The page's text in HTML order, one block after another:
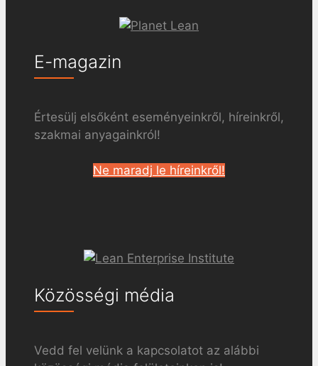
E-magazin
Értesülj elsőként eseményeinkről, híreinkről,
szakmai anyagainkról!
Ne maradj le híreinkről!
Közösségi média
Vedd fel velünk a kapcsolatot az alábbi